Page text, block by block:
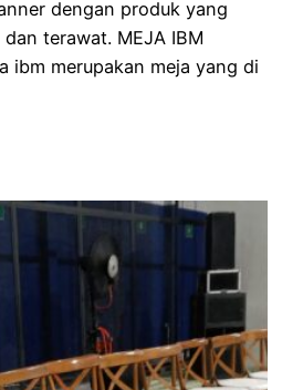
dengan produk yang
terawat. MEJA IBM
ibm merupakan meja yang di